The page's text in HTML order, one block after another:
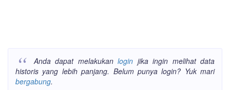
Anda dapat melakukanlogin jika ingin melihat data
historis yang lebih panjang. Belum punya login? Yuk mari
bergabung.